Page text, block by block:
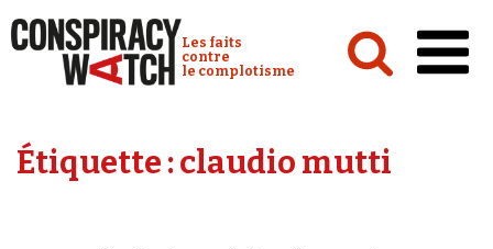
Conspiracy Watch :
Les faits
contre
le complotisme
Analyses
Étiquette :claudio mutti